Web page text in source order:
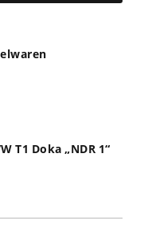
T1 Doka „NDR 1“